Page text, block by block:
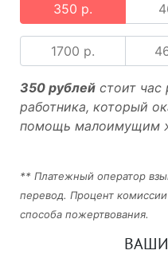
350 р.
1700 р.
350 рублей стоит час
работника, который
помощь малоимущим
** Платежный оператор
перевод. Процент
способа пожертвования.